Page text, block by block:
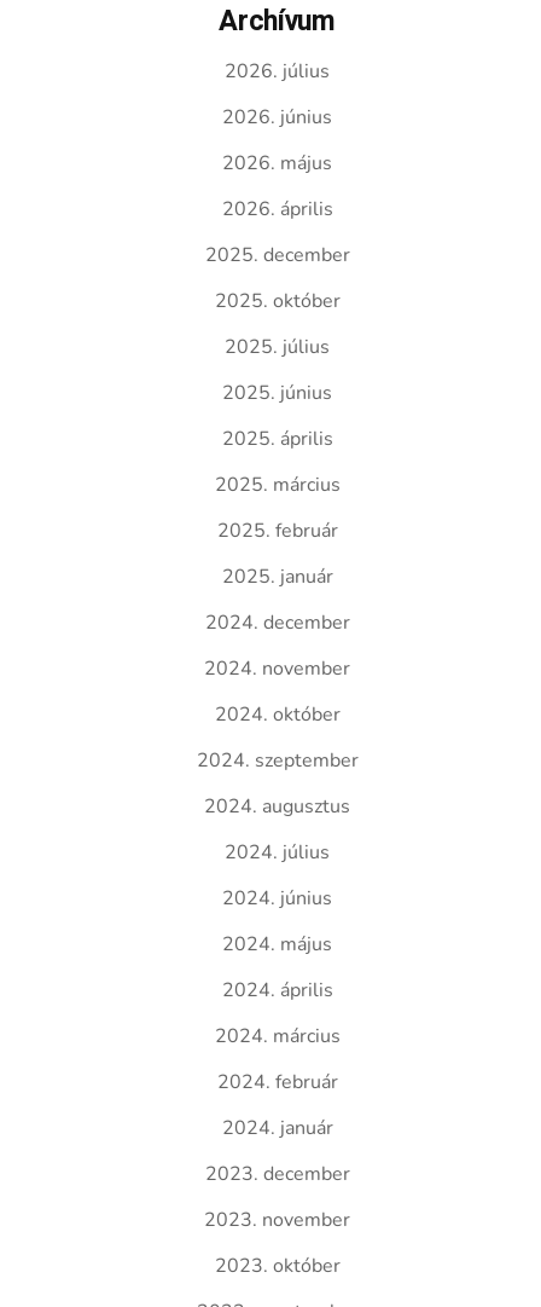
Archívum
2026. július
2026. június
2026. május
2026. április
2025. december
2025. október
2025. július
2025. június
2025. április
2025. március
2025. február
2025. január
2024. december
2024. november
2024. október
2024. szeptember
2024. augusztus
2024. július
2024. június
2024. május
2024. április
2024. március
2024. február
2024. január
2023. december
2023. november
2023. október